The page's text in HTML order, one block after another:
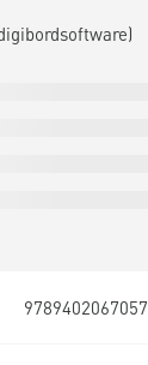
9789402067057